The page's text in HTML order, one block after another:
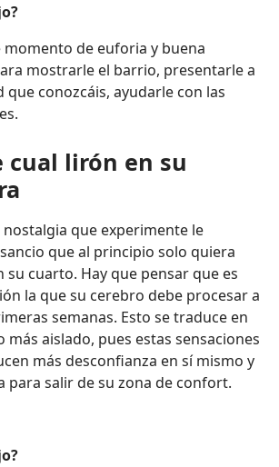
momento de euforia y buena
mostrarle el barrio, presentarle a
que conozcáis, ayudarle con las
cual lirón en su
nostalgia que experimente le
que al principio solo quiera
cuarto. Hay que pensar que es
la que su cerebro debe procesar a
semanas. Esto se traduce en
aislado, pues estas sensaciones
más desconfianza en sí mismo y
para salir de su zona de confort.